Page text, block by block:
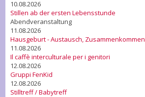
10.08.2026
Stillen ab der ersten Lebensstunde
Abendveranstaltung
11.08.2026
Hausgeburt - Austausch, Zusammenkommen
11.08.2026
Il caffè interculturale per i genitori
12.08.2026
Gruppi FenKid
12.08.2026
Stilltreff / Babytreff